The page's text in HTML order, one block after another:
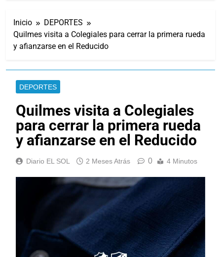
Inicio
DEPORTES
Quilmes visita a Colegiales para cerrar la primera rueda
y afianzarse en el Reducido
DEPORTES
Quilmes visita a Colegiales
para cerrar la primera rueda
y afianzarse en el Reducido
Diario EL SOL 2 Meses Atrás 0 4 Minutos